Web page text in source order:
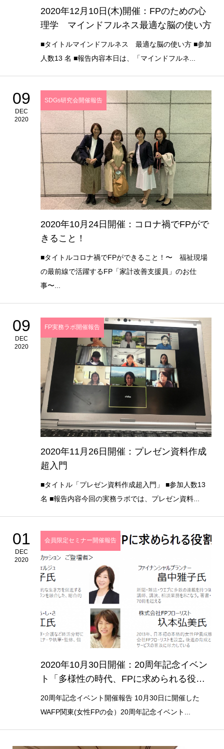
2020年12月10日(木)開催：FPのための心
理学 マインドフルネス最適な脳の使い方
■タイトルマインドフルネス 最適な脳の使い方 ■参加
人数13 名 ■報告内容本日は、「マインドフルネ...
09
DEC
2020
SDGs研究会開催報告
2020年10月24日開催：コロナ禍でFPがで
きること！
■タイトルコロナ禍でFPができること！〜 福祉現場
の最前線で活躍するFP「家計改善支援員」のお仕
事〜...
09
DEC
2020
FP実務ラボ開催報告
2020年11月26日開催：プレゼン資料作成
超入門
■タイトル「プレゼン資料作成超入門」 ■参加人数13
名 ■報告内容今回の実務ラボでは、プレゼン資料...
01
DEC
2020
会員限定セミナー開催報告
2020年10月30日開催：20周年記念イベン
ト「多様性の時代、FPに求められる役
割」
20周年記念イベント開催報告 10月30日に開催した
WAFP関東(女性FPの会）20周年記念イベント...